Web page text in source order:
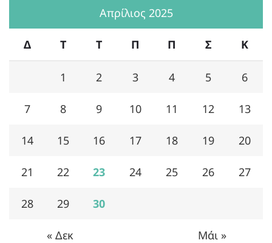
Απρίλιος 2025
Δ Τ Τ Π Π Σ Κ
1 2 3 4 5 6
7 8 9 10 11 12 13
14 15 16 17 18 19 20
21 22 23 24 25 26 27
28 29 30
« Δεκ Μάι »